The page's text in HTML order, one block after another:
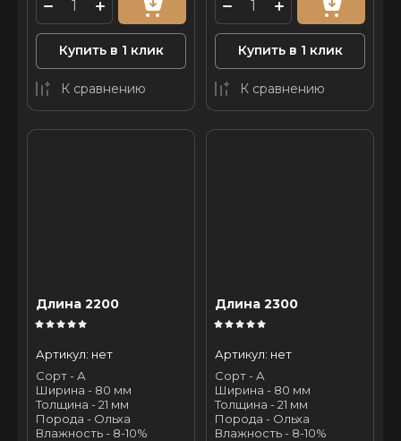
Купить в 1 клик
К сравнению
Купить в 1 клик
К сравнению
Длина 2200
Артикул: нет
Сорт - А
Ширина - 80 мм
Толщина - 21 мм
Порода - Ольха
Влажность - 8-10%
Длина 2300
Артикул: нет
Сорт - А
Ширина - 80 мм
Толщина - 21 мм
Порода - Ольха
Влажность - 8-10%